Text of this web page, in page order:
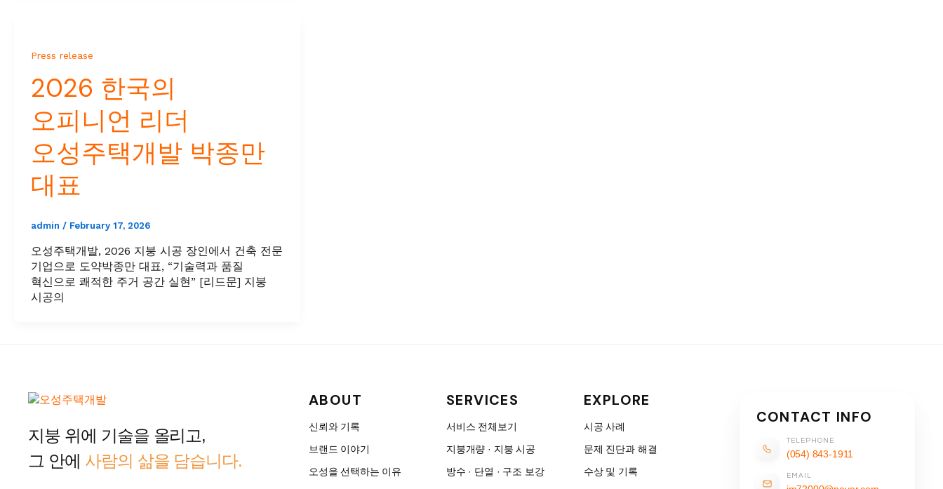
Press release
2026 한국의
오피니언 리더
오성주택개발 박종만
대표
admin / February 17, 2026
오성주택개발, 2026 지붕 시공 장인에서 건축 전문
기업으로 도약박종만 대표, “기술력과 품질
혁신으로 쾌적한 주거 공간 실현” [리드문] 지붕
시공의
지붕 위에 기술을 올리고,
그 안에 사람의 삶을 담습니다.
ABOUT
신뢰와 기록
브랜드 이야기
오성을 선택하는 이유
SERVICES
서비스 전체보기
지붕개량 · 지붕 시공
방수 · 단열 · 구조 보강
EXPLORE
시공 사례
문제 진단과 해결
수상 및 기록
CONTACT INFO
TELEPHONE
(054) 843-1911
EMAIL